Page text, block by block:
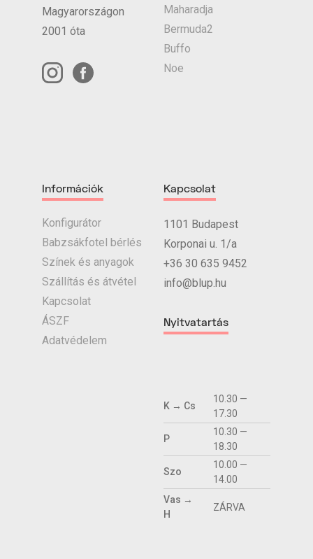
Magyarországon
2001 óta
Maharadja
Bermuda2
Buffo
Noe
Információk
Konfigurátor
Babzsákfotel bérlés
Színek és anyagok
Szállítás és átvétel
Kapcsolat
ÁSZF
Adatvédelem
Kapcsolat
1101 Budapest
Korponai u. 1/a
+36 30 635 9452
info@blup.hu
Nyitvatartás
K → Cs
10.30 —
17.30
P
10.30 —
18.30
Szo
10.00 —
14.00
Vas →
H
ZÁRVA